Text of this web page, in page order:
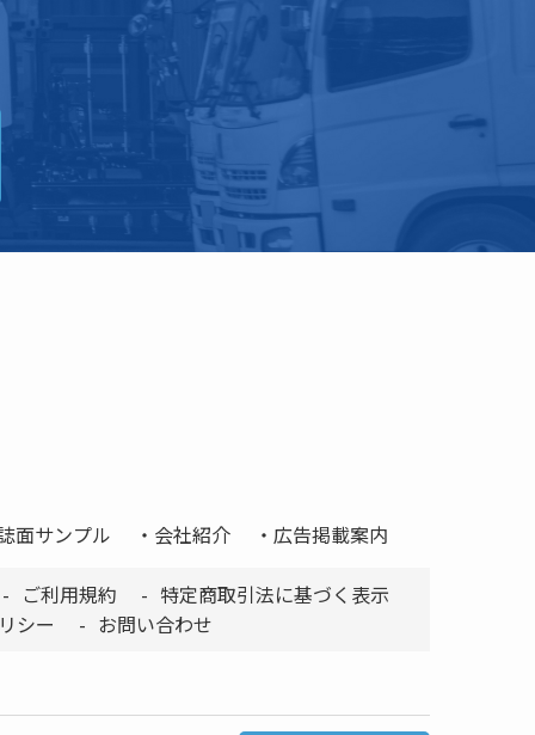
面サンプル 会社紹介
広告掲載案内
ご利用規約
特定商取引法に基づく表示
シー
お問い合わせ